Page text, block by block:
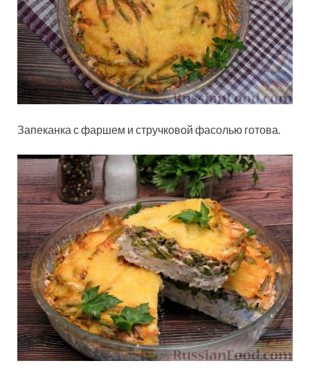
Запеканка с фаршем и стручковой фасолью готова.